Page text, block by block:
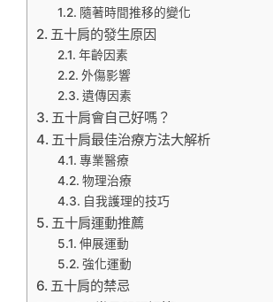
隨著時間推移的變化
五十肩的發生原因
年齡因素
外傷影響
遺傳因素
五十肩會自己好嗎？
五十肩最佳治療方法大解析
專業醫療
物理治療
自我護理的技巧
五十肩運動推薦
伸展運動
強化運動
五十肩的禁忌